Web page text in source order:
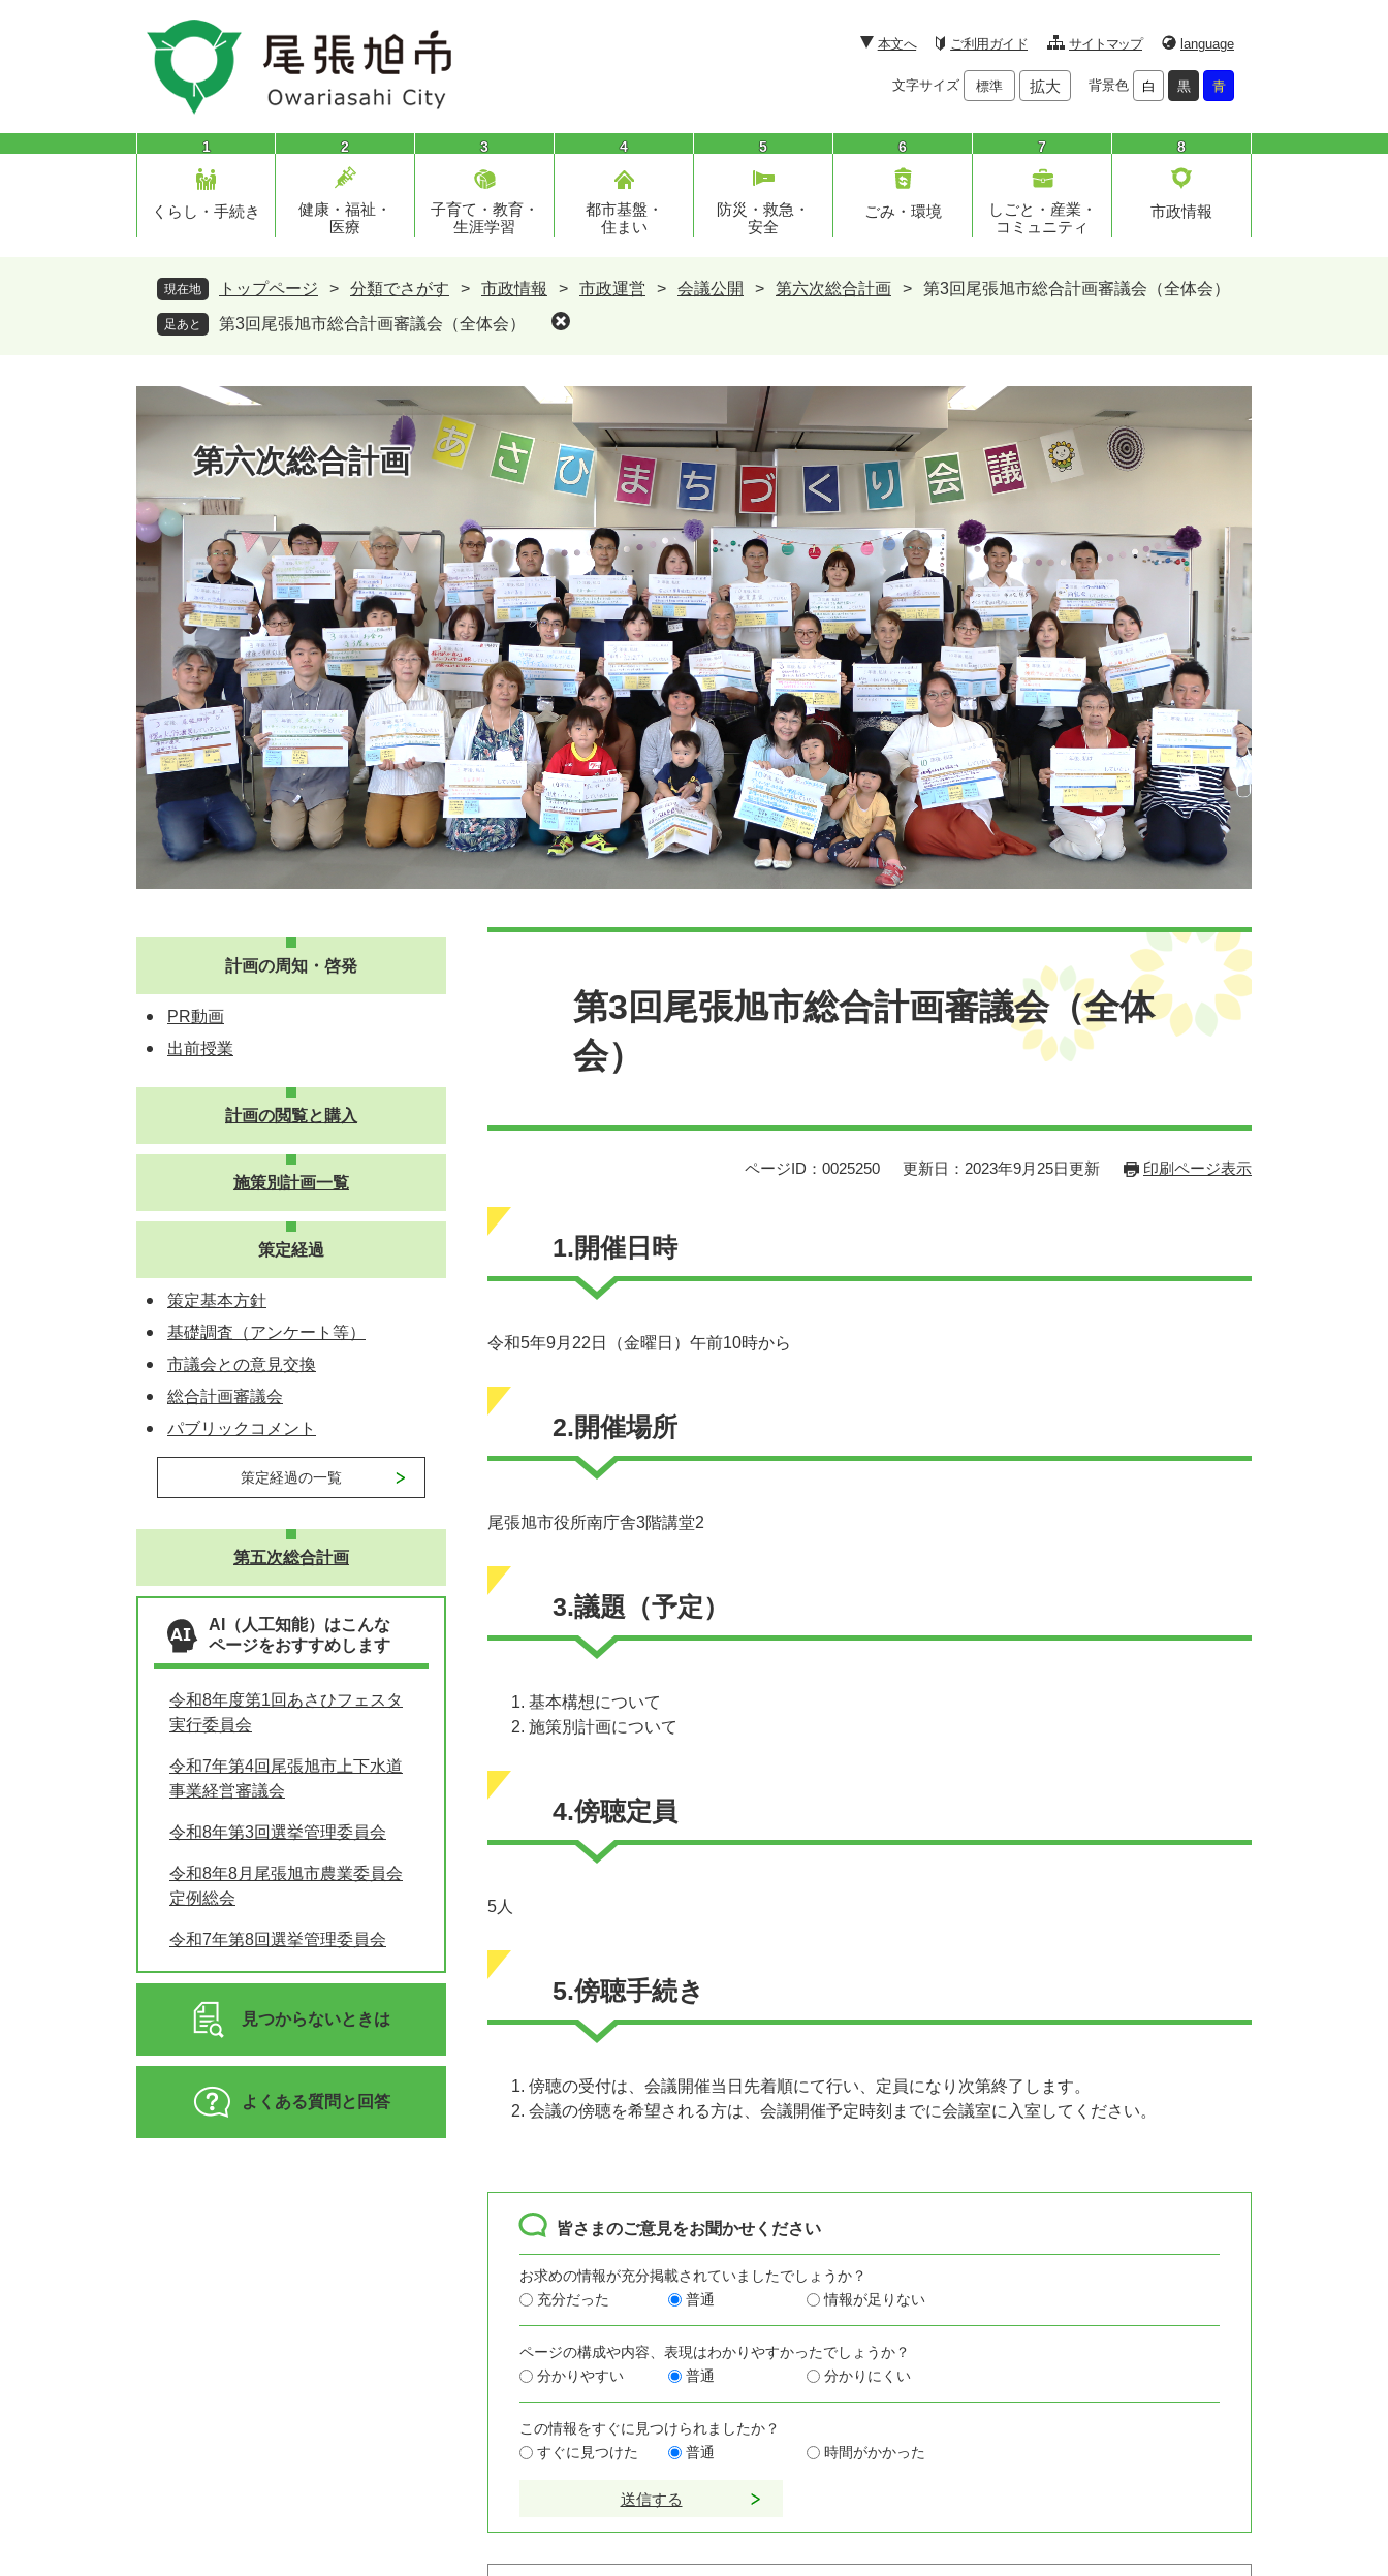
頭
飛
本文へ ご利用ガイド サイトマップ language
文字サイズ 標準 拡大 背景色 白 黒 青
1
くらし・手続き
2
健康・福祉・
医療
3
子育て・教育・
生涯学習
4
都市基盤・
住まい
5
防災・救急・
安全
6
ごみ・環境
7
しごと・産業・
コミュニティ
8
市政情報
現在地 トップページ > 分類でさがす > 市政情報 > 市政運営 > 会議公開 > 第六次総合計画 > 第3回尾張旭市総合計画審議会（全体会）
足あと 第3回尾張旭市総合計画審議会（全体会）
第六次総合計画
第3回尾張旭市総合計画審議会（全体
会）
ページID：0025250 更新日：2023年9月25日更新 印刷ページ表示
1.開催日時
令和5年9月22日（金曜日）午前10時から
2.開催場所
尾張旭市役所南庁舎3階講堂2
3.議題（予定）
基本構想について
施策別計画について
4.傍聴定員
5人
5.傍聴手続き
傍聴の受付は、会議開催当日先着順にて行い、定員になり次第終了します。
会議の傍聴を希望される方は、会議開催予定時刻までに会議室に入室してください。
皆さまのご意見をお聞かせください
お求めの情報が充分掲載されていましたでしょうか？
充分だった
普通 情報が足りない
ページの構成や内容、表現はわかりやすかったでしょうか？
分かりやすい
普通 分かりにくい
この情報をすぐに見つけられましたか？
すぐに見つけた
普通 時間がかかった
計画の周知・啓発
PR動画
出前授業
計画の閲覧と購入
施策別計画一覧
策定経過
策定基本方針
基礎調査（アンケート等）
市議会との意見交換
総合計画審議会
パブリックコメント
策定経過の一覧
第五次総合計画
AI（人工知能）はこんな
ページをおすすめします
令和8年度第1回あさひフェスタ
実行委員会
令和7年第4回尾張旭市上下水道
事業経営審議会
令和8年第3回選挙管理委員会
令和8年8月尾張旭市農業委員会
定例総会
令和7年第8回選挙管理委員会
見つからないときは
よくある質問と回答